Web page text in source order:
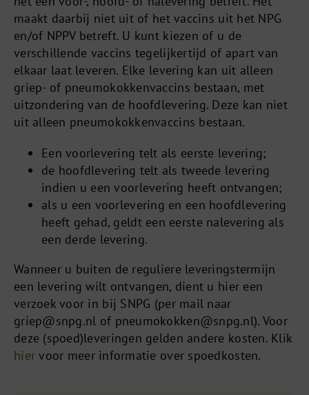
maakt daarbij niet uit of het vaccins uit het NPG
en/of NPPV betreft. U kunt kiezen of u de
verschillende vaccins tegelijkertijd of apart van
elkaar laat leveren. Elke levering kan uit alleen
griep- of pneumokokkenvaccins bestaan, met
uitzondering van de hoofdlevering. Deze kan niet
uit alleen pneumokokkenvaccins bestaan.
Een voorlevering telt als eerste levering;
de hoofdlevering telt als tweede levering
indien u een voorlevering heeft ontvangen;
als u een voorlevering en een hoofdlevering
heeft gehad, geldt een eerste nalevering als
een derde levering.
Wanneer u buiten de reguliere leveringstermijn
een levering wilt ontvangen, dient u hier een
verzoek voor in bij SNPG (per mail naar
griep@snpg.nl of pneumokokken@snpg.nl). Voor
deze (spoed)leveringen gelden andere kosten. Klik
hier voor meer informatie over spoedkosten.